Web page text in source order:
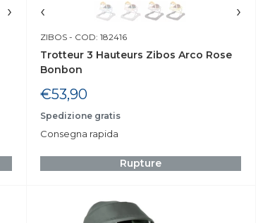
› ‹ ›
ZIBOS- COD: 182416
Trotteur 3 Hauteurs Zibos Arco Rose
Bonbon
Prix
réduit
€53,90
Spedizione gratis
Consegna rapida
Rupture